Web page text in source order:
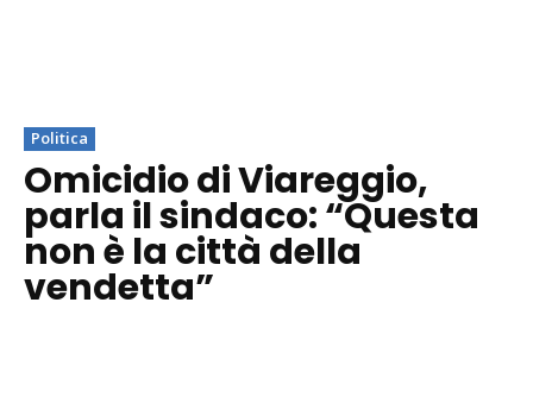
Politica
Omicidio di Viareggio,
parla il sindaco: “Questa
non è la città della
vendetta”